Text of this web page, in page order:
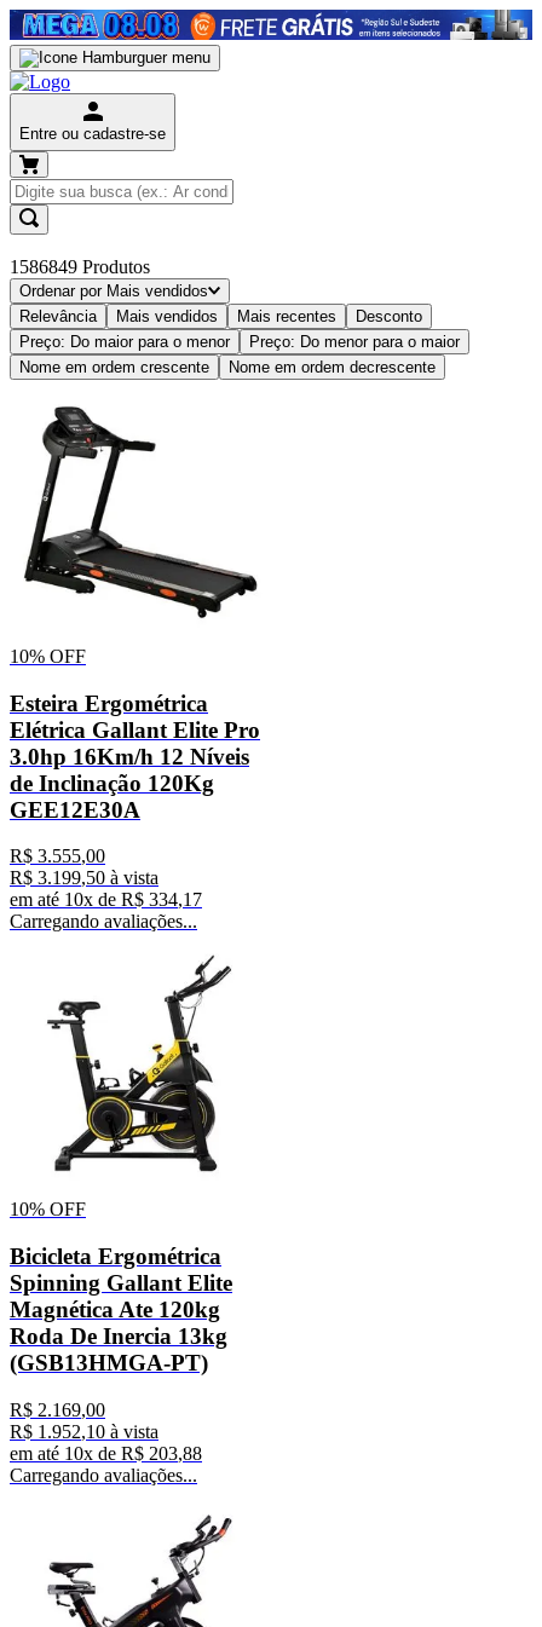
Entre ou cadastre-se
1586849 Produtos
Ordenar por Mais vendidos
Relevância
Mais vendidos Mais recentes
Desconto
Preço: Do maior para o menor
Preço: Do menor para o maior
Nome em ordem crescente
Nome em ordem decrescente
10% OFF
Esteira Ergométrica
Elétrica Gallant Elite Pro
3.0hp 16Km/h 12 Níveis
de Inclinação 120Kg
GEE12E30A
R$ 3.555,00
R$ 3.199,50 à vista
em até 10x de R$ 334,17
Carregando avaliações...
10% OFF
Bicicleta Ergométrica
Spinning Gallant Elite
Magnética Ate 120kg
Roda De Inercia 13kg
(GSB13HMGA-PT)
R$ 2.169,00
R$ 1 .952,10 à vista
em até 10x de R$ 203,88
Carregando avaliações...